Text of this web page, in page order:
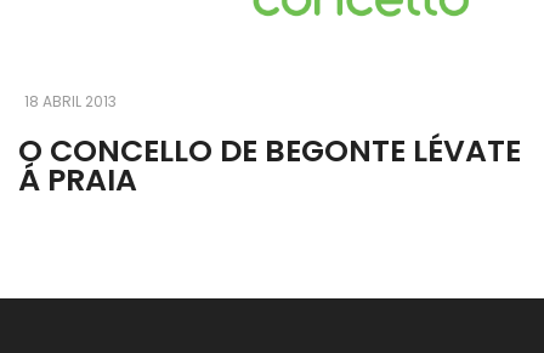
18 ABRIL 2013
O CONCELLO DE BEGONTE LÉVATE
Á PRAIA